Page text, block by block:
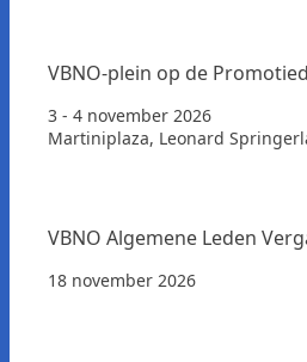
VBNO-plein op de
3 - 4 november 2026
Martiniplaza, Leonard
VBNO Algemene Leden
18 november 2026